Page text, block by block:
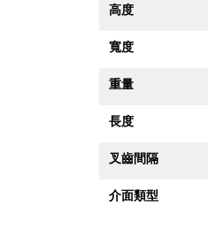
高度
寬度
重量
長度
叉齒間隔
介面類型